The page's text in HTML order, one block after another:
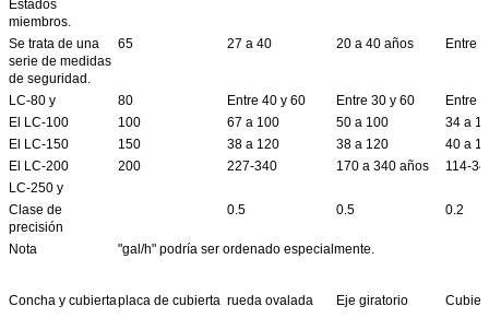
Estados
miembros.
Se trata de una
serie de medidas
de seguridad.
65 27 a 40 20 a 40 años Entre
LC-80 y 80 Entre 40 y 60 Entre 30 y 60
Entre
El LC-100
100 67 a 100 50 a 100
34 a
El LC-150
150 38 a 120 38 a 120
40 a
El LC-200
200 227-340 170 a 340 años
114-
LC-250 y
Clase de
precisión
0.5 0.5 0.2
Nota "gal/h" podría ser ordenado especialmente.
Concha y cubiertaplaca de cubierta rueda ovalada Eje giratorio